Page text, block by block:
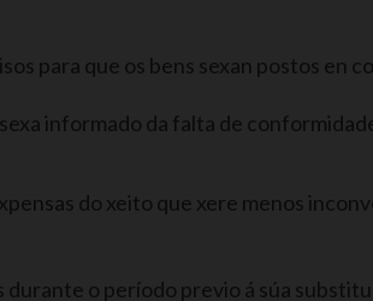
para que os bens sexan postos en
informado da falta de
do xeito que xere menos
o período previo á súa